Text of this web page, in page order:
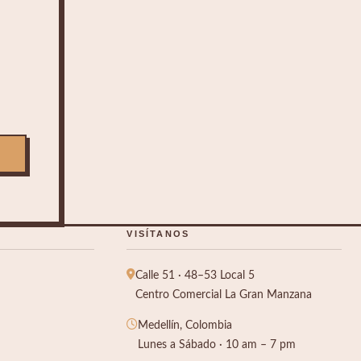
VISÍTANOS
Calle 51 · 48–53 Local 5
Centro Comercial La Gran Manzana
Medellín, Colombia
Lunes a Sábado · 10 am – 7 pm